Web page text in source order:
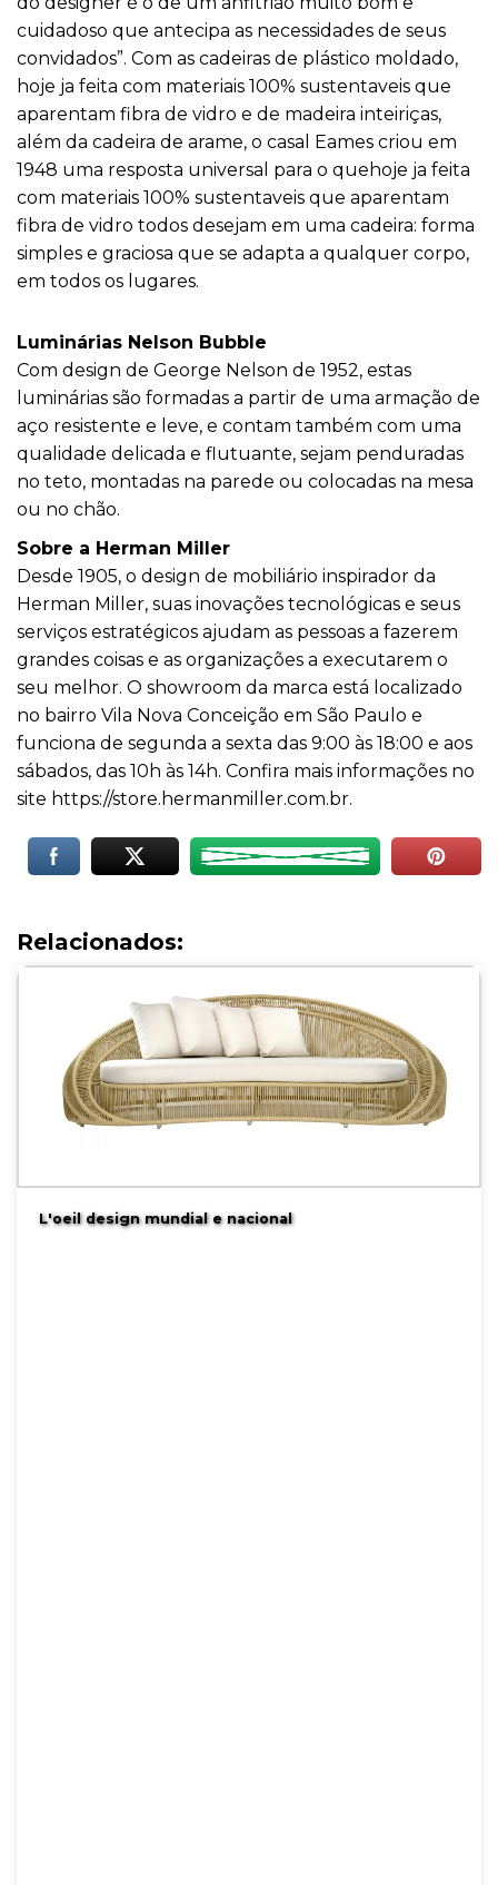
cuidadoso que antecipa as necessidades de seus
convidados”. Com as cadeiras de plástico moldado,
hoje ja feita com materiais 100% sustentaveis que
aparentam fibra de vidro e de madeira inteiriças,
além da cadeira de arame, o casal Eames criou em
1948 uma resposta universal para o quehoje ja feita
com materiais 100% sustentaveis que aparentam
fibra de vidro todos desejam em uma cadeira: forma
simples e graciosa que se adapta a qualquer corpo,
em todos os lugares.
Luminárias Nelson Bubble
Com design de George Nelson de 1952, estas
luminárias são formadas a partir de uma armação de
aço resistente e leve, e contam também com uma
qualidade delicada e flutuante, sejam penduradas
no teto, montadas na parede ou colocadas na mesa
ou no chão.
Sobre a Herman Miller
Desde 1905, o design de mobiliário inspirador da
Herman Miller, suas inovações tecnológicas e seus
serviços estratégicos ajudam as pessoas a fazerem
grandes coisas e as organizações a executarem o
seu melhor. O showroom da marca está localizado
no bairro Vila Nova Conceição em São Paulo e
funciona de segunda a sexta das 9:00 às 18:00 e aos
sábados, das 10h às 14h. Confira mais informações no
site https://store.hermanmiller.com.br.
Relacionados:
L'oeil design mundial e nacional